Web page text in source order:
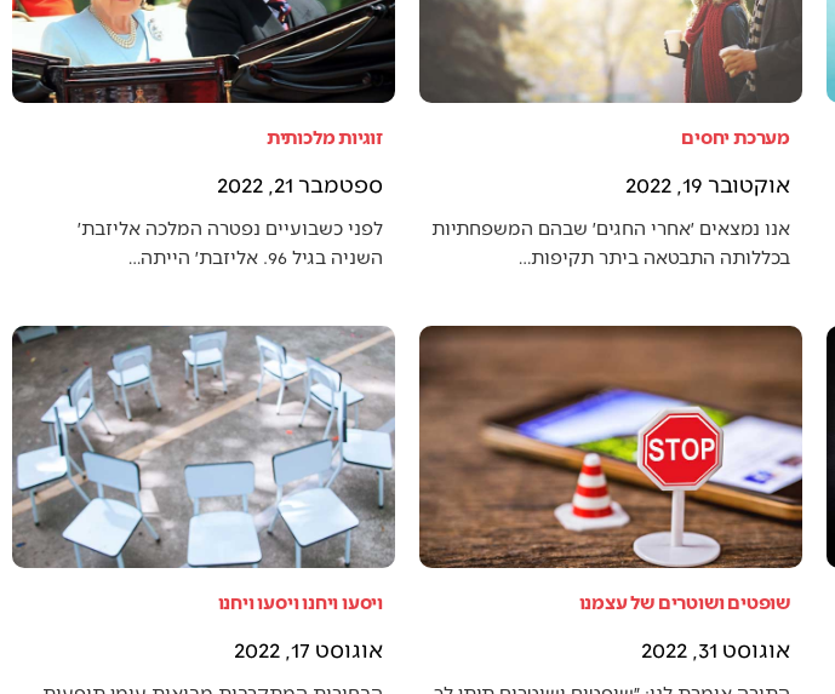
מערכת יחסים
אוקטובר 19, 2022
אנו נמצאים ׳אחרי החגים׳ שבהם המשפחתיות
בכללותה התבטאה ביתר תקיפות…
זוגיות מלכותית
ספטמבר 21, 2022
לפני כשבועיים נפטרה המלכה אליזבת׳
השניה בגיל 96. אליזבת׳ הייתה…
שופטים ושוטרים של עצמנו
אוגוסט 31, 2022
ויסעו ויחנו ויסעו ויחנו
אוגוסט 17, 2022